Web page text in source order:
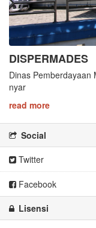
DISPERMADES
Dinas Pemberdayaan
nyar
read more
Social
Twitter
Facebook
Lisensi